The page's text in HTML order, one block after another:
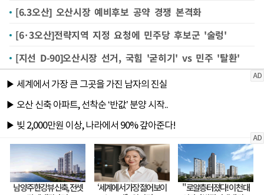
[6.3오산] 오산시장 예비후보 공약 경쟁 본격화
[6·3오산]전략지역 지정 요청에 민주당 후보군 '술렁'
[지선 D-90]오산시장 선거, 국힘 '굳히기' vs 민주 '탈환'